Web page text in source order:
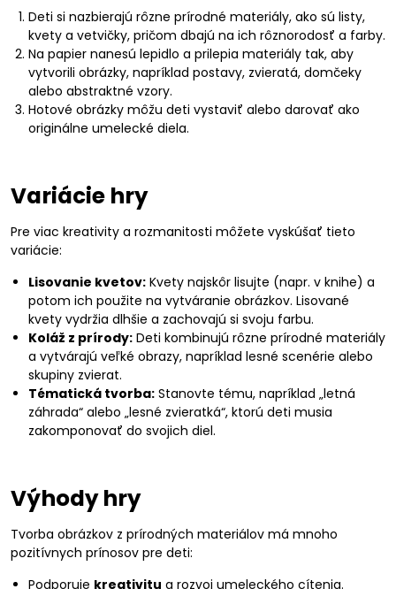
Deti si nazbierajú rôzne prírodné materiály, ako sú listy,
kvety a vetvičky, pričom dbajú na ich rôznorodosť a farby.
Na papier nanesú lepidlo a prilepia materiály tak, aby
vytvorili obrázky, napríklad postavy, zvieratá, domčeky
alebo abstraktné vzory.
Hotové obrázky môžu deti vystaviť alebo darovať ako
originálne umelecké diela.
Variácie hry
Pre viac kreativity a rozmanitosti môžete vyskúšať tieto
variácie:
Lisovanie kvetov: Kvety najskôr lisujte (napr. v knihe) a
potom ich použite na vytváranie obrázkov. Lisované
kvety vydržia dlhšie a zachovajú si svoju farbu.
Koláž z prírody: Deti kombinujú rôzne prírodné materiály
a vytvárajú veľké obrazy, napríklad lesné scenérie alebo
skupiny zvierat.
Tématická tvorba: Stanovte tému, napríklad „letná
záhrada“ alebo „lesné zvieratká“, ktorú deti musia
zakomponovať do svojich diel.
Výhody hry
Tvorba obrázkov z prírodných materiálov má mnoho
pozitívnych prínosov pre deti:
Podporuje kreativitu a rozvoj umeleckého cítenia.